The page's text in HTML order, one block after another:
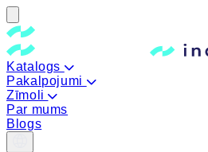
Katalogs
Pakalpojumi
Zīmoli
Par mums
Blogs